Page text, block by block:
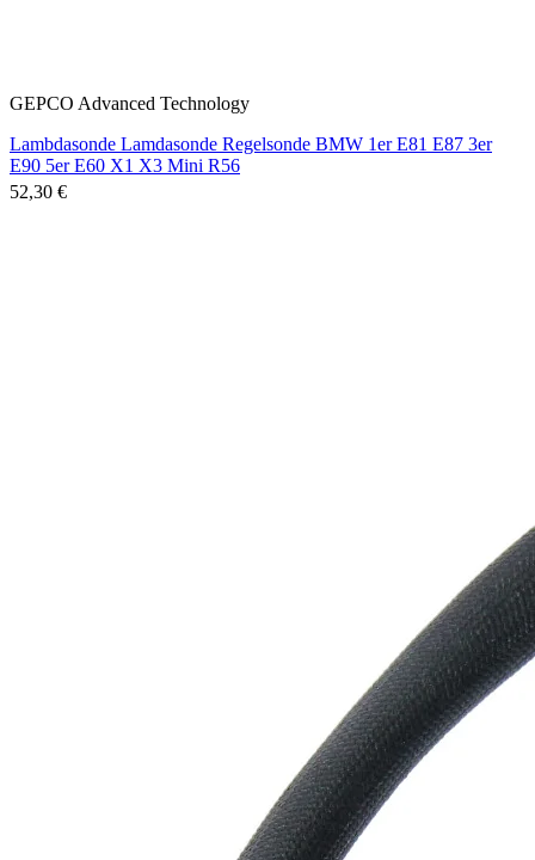
GEPCO Advanced Technology
Lambdasonde Lamdasonde Regelsonde BMW 1er E81 E87 3er
E90 5er E60 X1 X3 Mini R56
52,30 €